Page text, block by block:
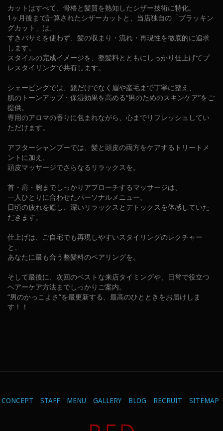
カットはすべて、骨格と髪質を熟知したシザー技術に特化。
1ヶ月後まで計算されたシザーカットと、当店独自の「プラッキン
グカット」は、
すきバサミを使わず、髪の収まり・流れ・再現性を徹底的に追求
します。
スタイルの完成イメージを、整髪料とともにしっかり仕上げてプ
レスタイリングで共有します。
シェービングでは、髭だけでなく眉や産毛まで丁寧に整え、
肌のトーンアップ・保湿効果を高める“男のためのスキンケア”をご
提供。
専用のアロマの香りに包まれながら、心までリフレッシュしてい
ただけます。
アフターシャンプーでは、髪と頭皮の両方をケアするトリートメ
ントに加え、
頭皮マッサージでさらなるリラックスを。
首・肩・腕までしっかりアプローチするマッサージは、
一人ひとりに合わせたパーソナルメニュー。
日頃の疲れを癒し、深いリラックスとデトックスを体感していた
だきます。
仕上げは、ご自宅でも再現しやすいスタイリングのレクチャー
と、
あなたに最も合う整髪料のペアリングを。
そして最後に、次回のベストな来店タイミングや、日常で役立つ
ヘアーケア方法までしっかりご案内。
“男のかっこよさ”を最更新する、最高のひとときをお届けしま
す！！
CONCEPT STAFF MENU GALLERY BLOG RECRUIT SITEMAP